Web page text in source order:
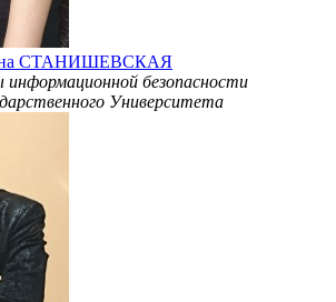
СТАНИШЕВСКАЯ
безопасности
Университета